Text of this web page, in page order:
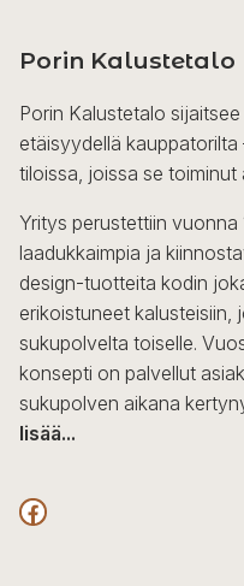
Porin Kalustetalo
Porin Kalustetalo
etäisyydellä kauppatorilta
tiloissa, joissa se toiminut
Yritys perustettiin vuonna
laadukkaimpia ja
design-tuotteita kodin
erikoistuneet kalusteisiin,
sukupolvelta toiselle.
konsepti on palvellut
sukupolven aikana
lisää...
F